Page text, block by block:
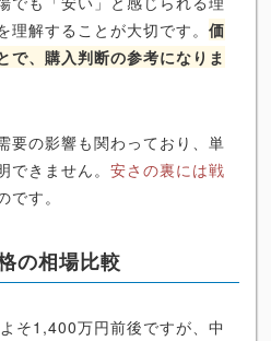
解することが大切です。 価
で、購入判断の参考になりま
要の影響も関わっており、単
きません。 安さの裏には戦
です。
の相場比較
そ1,400万円前後ですが、中